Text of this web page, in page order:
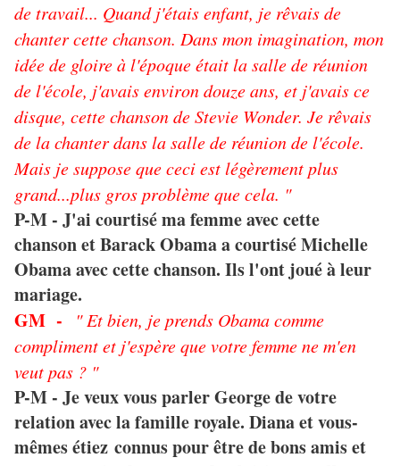
de travail... Quand j'étais enfant, je rêvais de
chanter cette chanson. Dans mon imagination, mon
idée de gloire à l'époque était la salle de réunion
de l'école, j'avais environ douze ans, et j'avais ce
disque, cette chanson de Stevie Wonder. Je rêvais
de la chanter dans la salle de réunion de l'école.
Mais je suppose que ceci est légèrement plus
grand...plus gros problème que cela. "
P-M - J'ai courtisé ma femme avec cette
chanson et Barack Obama a courtisé Michelle
Obama avec cette chanson. Ils l'ont joué à leur
mariage.
GM -
" Et bien, je prends Obama comme
compliment et j'espère que votre femme ne m'en
veut pas ? "
P-M - Je veux vous parler George de votre
relation avec la famille royale. Diana et vous-
mêmes étiez connus pour être de bons amis et